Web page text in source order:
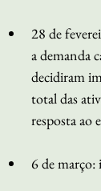
28 de
a demanda
decidiram
total das
resposta ao
6 de março: